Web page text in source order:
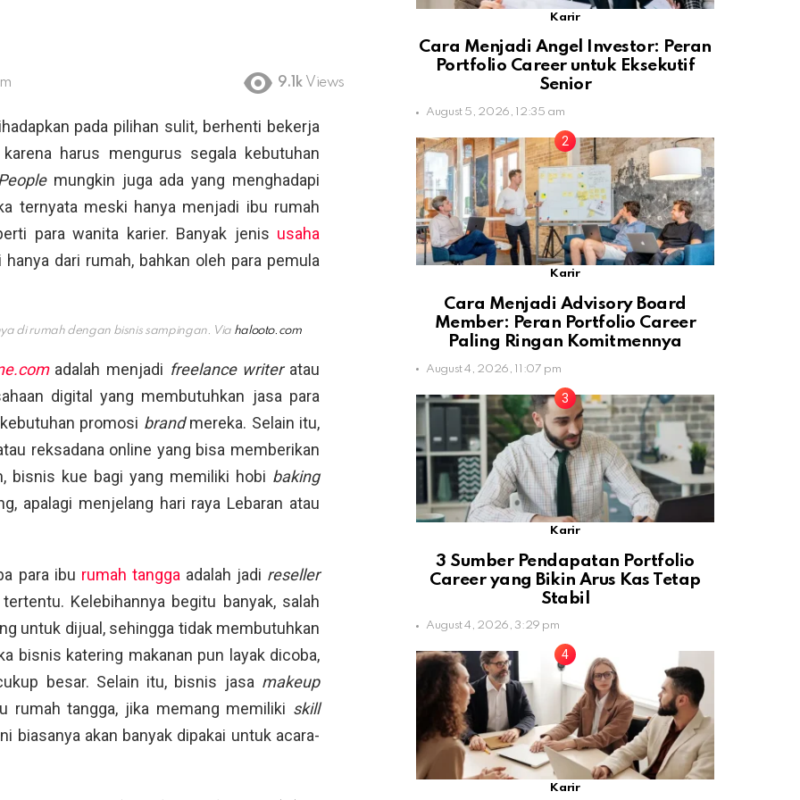
9.1k Views
pada pilihan sulit, berhenti bekerja
harus mengurus segala kebutuhan
mungkin juga ada yang menghadapi
ternyata meski hanya menjadi ibu rumah
para wanita karier. Banyak jenis usaha
dari rumah, bahkan oleh para pemula
di rumah dengan bisnis sampingan. Via halooto.com
adalah menjadi freelance writer atau
digital yang membutuhkan jasa para
promosi brandmereka. Selain itu,
reksadana online yang bisa memberikan
bisnis kue bagi yang memiliki hobi baking
apalagi menjelang hari raya Lebaran atau
para ibu rumah tangga adalah jadi reseller
Kelebihannya begitu banyak, salah
untuk dijual, sehingga tidak membutuhkan
bisnis katering makanan pun layak dicoba,
besar. Selain itu, bisnis jasa makeup
rumah tangga, jika memang memiliki skill
biasanya akan banyak dipakai untuk acara-
Karir
Cara Menjadi Angel Investor: Peran
Portfolio Career untuk Eksekutif
Senior
August 5, 2026, 12:35 am
Karir
Cara Menjadi Advisory Board
Member: Peran Portfolio Career
Paling Ringan Komitmennya
August 4, 2026, 11:07 pm
Karir
3 Sumber Pendapatan Portfolio
Career yang Bikin Arus Kas Tetap
Stabil
August 4, 2026, 3:29 pm
Karir